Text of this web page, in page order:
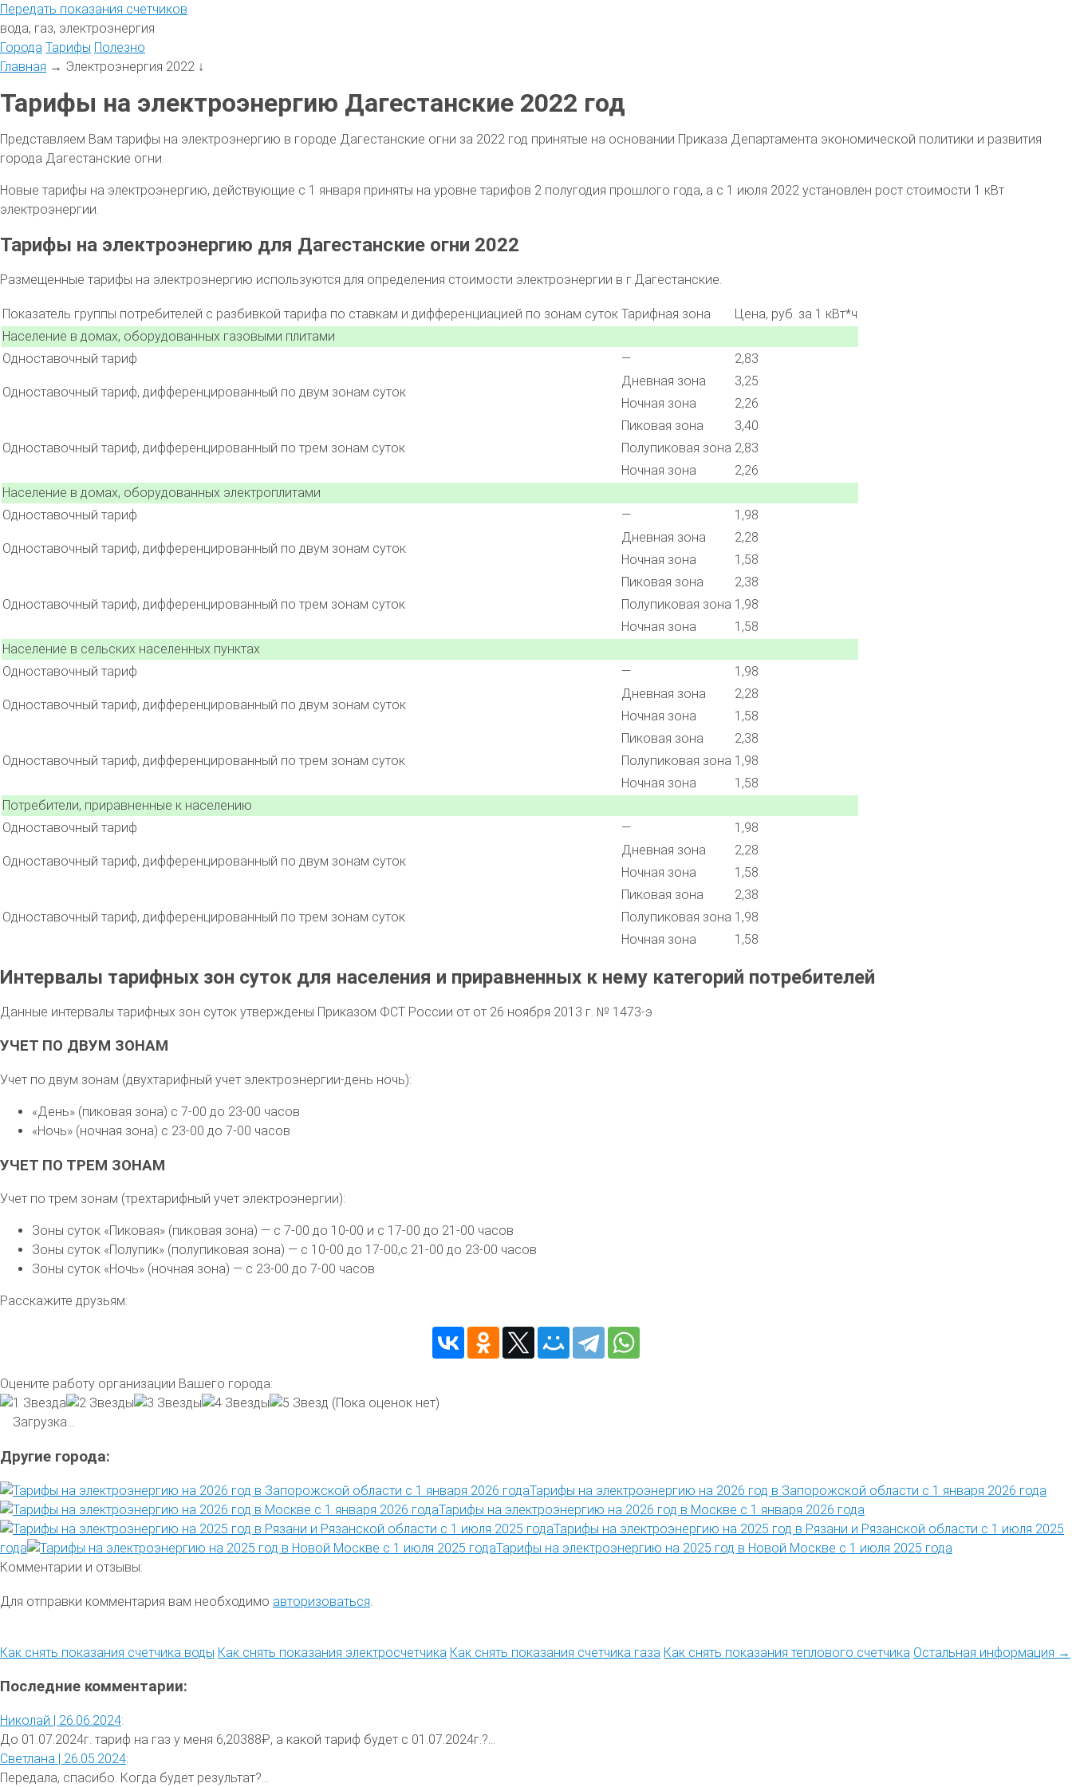
Передать показания счетчиков
вода, газ, электроэнергия
Города Тарифы Полезно
Главная → Электроэнергия 2022 ↓
Тарифы на электроэнергию Дагестанские 2022 год
Представляем Вам тарифы на электроэнергию в городе Дагестанские огни за 2022 год принятые на основании Приказа Департамента экономической политики и развития
города Дагестанские огни.
Новые тарифы на электроэнергию, действующие с 1 января приняты на уровне тарифов 2 полугодия прошлого года, а с 1 июля 2022 установлен рост стоимости 1 кВт
электроэнергии.
Тарифы на электроэнергию для Дагестанские огни 2022
Размещенные тарифы на электроэнергию используются для определения стоимости электроэнергии в г.Дагестанские.
Показатель группы потребителей с разбивкой тарифа по ставкам и дифференциацией по зонам суток Тарифная зона
Цена, руб. за 1 кВт*ч
Население в домах, оборудованных газовыми плитами
Одноставочный тариф
— 2,83
Одноставочный тариф, дифференцированный по двум зонам суток
Дневная зона
3,25
Ночная зона
2,26
Одноставочный тариф, дифференцированный по трем зонам суток
Пиковая зона
3,40
Полупиковая зона 2,83
Ночная зона
2,26
Население в домах, оборудованных электроплитами
Одноставочный тариф
— 1,98
Одноставочный тариф, дифференцированный по двум зонам суток
Дневная зона
2,28
Ночная зона
1,58
Одноставочный тариф, дифференцированный по трем зонам суток
Пиковая зона
2,38
Полупиковая зона 1,98
Ночная зона
1,58
Население в сельских населенных пунктах
Одноставочный тариф
— 1,98
Одноставочный тариф, дифференцированный по двум зонам суток
Дневная зона
2,28
Ночная зона
1,58
Одноставочный тариф, дифференцированный по трем зонам суток
Пиковая зона
2,38
Полупиковая зона 1,98
Ночная зона
1,58
Потребители, приравненные к населению
Одноставочный тариф
— 1,98
Одноставочный тариф, дифференцированный по двум зонам суток
Дневная зона
2,28
Ночная зона
1,58
Одноставочный тариф, дифференцированный по трем зонам суток
Пиковая зона
2,38
Полупиковая зона 1,98
Ночная зона
1,58
Интервалы тарифных зон суток для населения и приравненных к нему категорий потребителей
Данные интервалы тарифных зон суток утверждены Приказом ФСТ России от от 26 ноября 2013 г. № 1473-э
УЧЕТ ПО ДВУМ ЗОНАМ
Учет по двум зонам (двухтарифный учет электроэнергии-день ночь):
«День» (пиковая зона) с 7-00 до 23-00 часов
«Ночь» (ночная зона) с 23-00 до 7-00 часов
УЧЕТ ПО ТРЕМ ЗОНАМ
Учет по трем зонам (трехтарифный учет электроэнергии):
Зоны суток «Пиковая» (пиковая зона) — с 7-00 до 10-00 и с 17-00 до 21-00 часов
Зоны суток «Полупик» (полупиковая зона) — с 10-00 до 17-00,с 21-00 до 23-00 часов
Зоны суток «Ночь» (ночная зона) — с 23-00 до 7-00 часов
Расскажите друзьям:
Оцените работу организации Вашего города:
(Пока оценок нет)
Загрузка...
Другие города:
Тарифы на электроэнергию на 2026 год в Запорожской области с 1 января 2026 года
Тарифы на электроэнергию на 2026 год в Москве с 1 января 2026 года
Тарифы на электроэнергию на 2025 год в Рязани и Рязанской области с 1 июля 2025
года
Тарифы на электроэнергию на 2025 год в Новой Москве с 1 июля 2025 года
Комментарии и отзывы:
Для отправки комментария вам необходимо авторизоваться
Как снять показания счетчика воды Как снять показания электросчетчика Как снять показания счетчика газа Как снять показания теплового счетчика Остальная информация →
Последние комментарии:
Николай | 26.06.2024:
До 01.07.2024г. тариф на газ у меня 6,20388₽, а какой тариф будет с 01.07.2024г.?...
Светлана | 26.05.2024:
Передала, спасибо. Когда будет результат?...